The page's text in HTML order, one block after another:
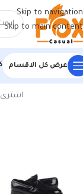
Skip to navigation
Skip to main content
عرض كل الاقسام
الرئيسية/منتجات تحت